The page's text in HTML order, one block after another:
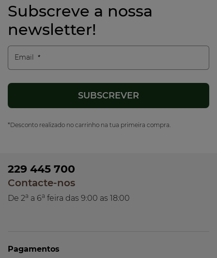
Subscreve a nossa
newsletter!
Email
*Desconto realizado no carrinho na tua primeira compra.
229 445 700
Contacte-nos
De 2a a 6a feira das 9:00 as 18:00
Pagamentos